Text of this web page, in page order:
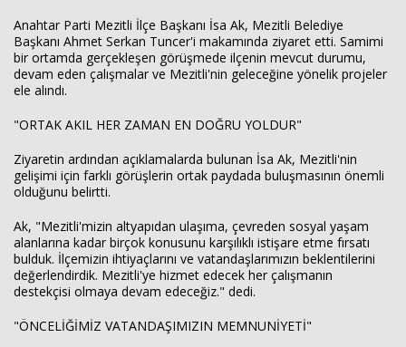
Anahtar Parti Mezitli İlçe Başkanı İsa Ak, Mezitli Belediye
Başkanı Ahmet Serkan Tuncer'i makamında ziyaret etti. Samimi
bir ortamda gerçekleşen görüşmede ilçenin mevcut durumu,
devam eden çalışmalar ve Mezitli'nin geleceğine yönelik projeler
ele alındı.
"ORTAK AKIL HER ZAMAN EN DOĞRU YOLDUR"
Ziyaretin ardından açıklamalarda bulunan İsa Ak, Mezitli'nin
gelişimi için farklı görüşlerin ortak paydada buluşmasının önemli
olduğunu belirtti.
Ak, "Mezitli'mizin altyapıdan ulaşıma, çevreden sosyal yaşam
alanlarına kadar birçok konusunu karşılıklı istişare etme fırsatı
bulduk. İlçemizin ihtiyaçlarını ve vatandaşlarımızın beklentilerini
değerlendirdik. Mezitli'ye hizmet edecek her çalışmanın
destekçisi olmaya devam edeceğiz." dedi.
"ÖNCELİĞİMİZ VATANDAŞIMIZIN MEMNUNİYETİ"
Haberin Doğru Adresi.